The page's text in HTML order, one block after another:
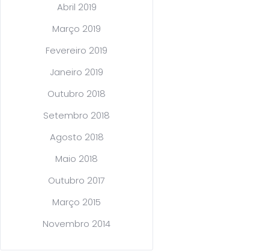
Abril 2019
Março 2019
Fevereiro 2019
Janeiro 2019
Outubro 2018
Setembro 2018
Agosto 2018
Maio 2018
Outubro 2017
Março 2015
Novembro 2014